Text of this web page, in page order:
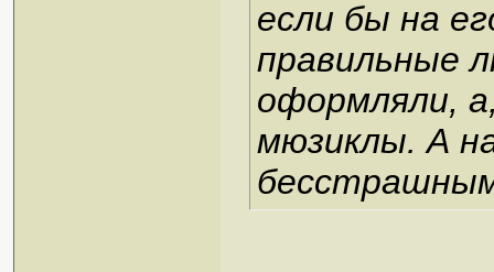
если бы на
правильные
оформляли,
мюзиклы. А